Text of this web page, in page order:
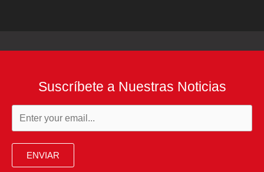
Suscríbete a Nuestras Noticias
ENVIAR